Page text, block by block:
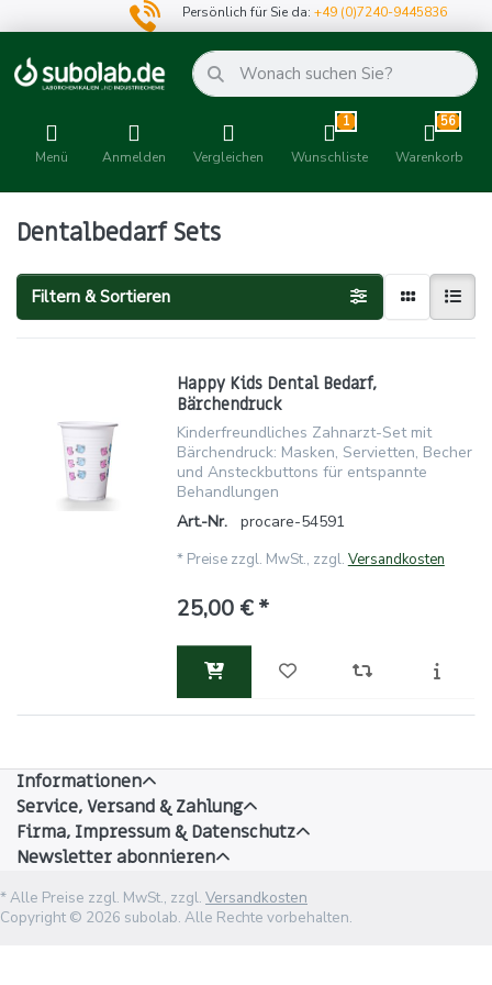
Persönlich für Sie da:+49 (0)7240-9445836
Menü Anmelden Vergleichen
1
Wunschliste
56
Warenkorb
Dentalbedarf Sets
Filtern & Sortieren
Happy Kids Dental Bedarf,
Bärchendruck
Kinderfreundliches Zahnarzt-Set mit
Bärchendruck: Masken, Servietten, Becher
und Ansteckbuttons für entspannte
Behandlungen
Art.-Nr.
procare-54591
* Preise zzgl. MwSt., zzgl. Versandkosten
25,00 € *
Informationen
Service, Versand & Zahlung
Firma, Impressum & Datenschutz
Newsletter abonnieren
* Alle Preise zzgl. MwSt., zzgl. Versandkosten
Copyright © 2026 subolab. Alle Rechte vorbehalten.